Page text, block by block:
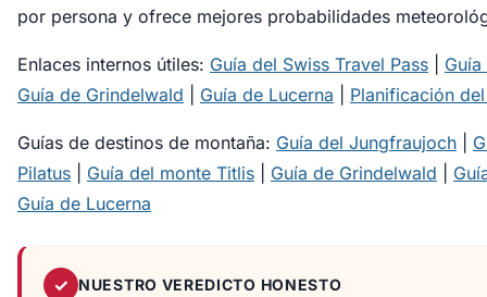
por persona y ofrece mejores probabilidades
Enlaces internos útiles: Guía del Swiss Travel Pass
Guía de Grindelwald
Guía de Lucerna Planificación
Guías de destinos de montaña: Guía del Jungfraujoch
Pilatus
Guía del monte Titlis Guía de Grindelwald
Guía de Lucerna
✓ NUESTRO VEREDICTO HONESTO